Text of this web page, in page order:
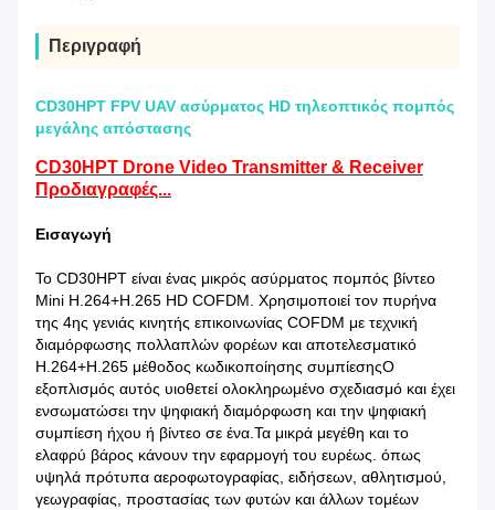
Περιγραφή
CD30HPT FPV UAV ασύρματος HD τηλεοπτικός πομπός
μεγάλης απόστασης
CD30HPT Drone Video Transmitter & Receiver
Προδιαγραφές...
Εισαγωγή
Το CD30HPT είναι ένας μικρός ασύρματος πομπός βίντεο
Mini H.264+H.265 HD COFDM. Χρησιμοποιεί τον πυρήνα
της 4ης γενιάς κινητής επικοινωνίας COFDM με τεχνική
διαμόρφωσης πολλαπλών φορέων και αποτελεσματικό
H.264+H.265 μέθοδος κωδικοποίησης συμπίεσηςΟ
εξοπλισμός αυτός υιοθετεί ολοκληρωμένο σχεδιασμό και έχει
ενσωματώσει την ψηφιακή διαμόρφωση και την ψηφιακή
συμπίεση ήχου ή βίντεο σε ένα.Τα μικρά μεγέθη και το
ελαφρύ βάρος κάνουν την εφαρμογή του ευρέως. όπως
υψηλά πρότυπα αεροφωτογραφίας, ειδήσεων, αθλητισμού,
γεωγραφίας, προστασίας των φυτών και άλλων τομέων